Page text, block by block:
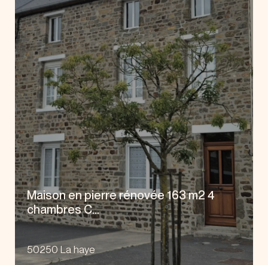
Maison en pierre rénovée 163 m2 4
chambres C...
50250 La haye